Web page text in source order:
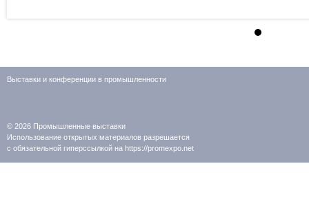
Выставки и конференции в промышленности
© 2026 Промышленные выставки
Использование открытых материалов разрешается
с обязательной гиперссылкой на https://promexpo.net